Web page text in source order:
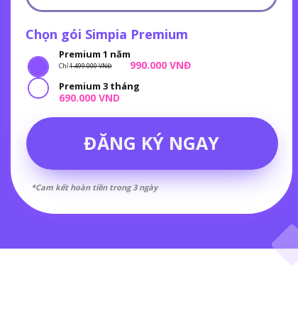
Chọn gói Simpia Premium
ĐĂNG KÝ NGAY
Premium 1 năm
Chỉ1.499.000 VNĐ 990.000 VNĐ
Premium 3 tháng
*Cam kết hoàn tiền trong 3 ngày
690.000 VND